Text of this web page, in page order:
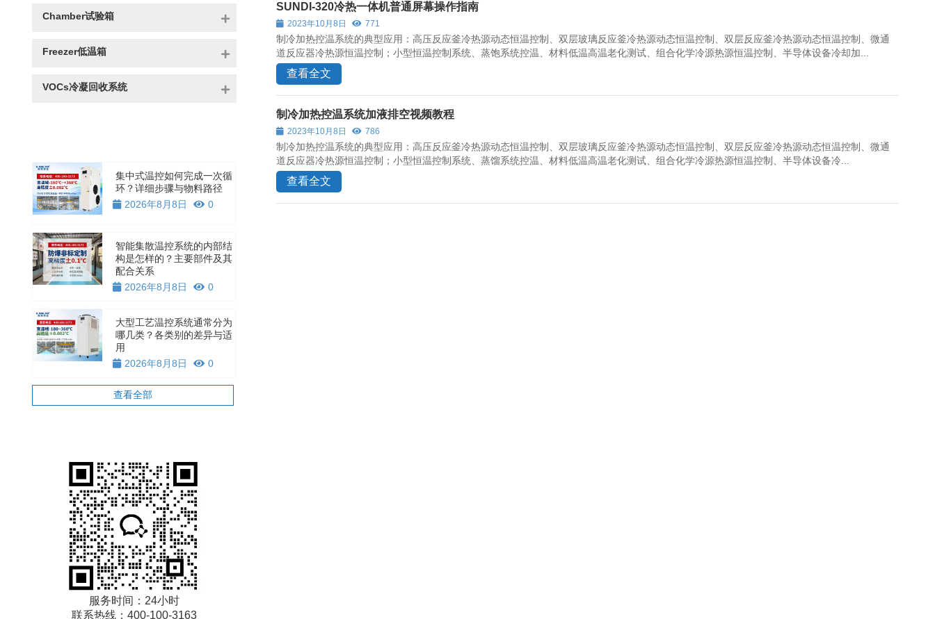
SUNDI-320冷热一体机普通屏幕操作指南
2023年10月8日 771
制冷加热控温系统的典型应用：高压反应釜冷热源动态恒温控制、双层玻璃反应釜冷热源动态恒温控制、双层反应釜冷热源动态恒温控制、微通
道反应器冷热源恒温控制；小型恒温控制系统、蒸饱系统控温、材料低温高温老化测试、组合化学冷源热源恒温控制、半导体设备冷却加...
查看全文
制冷加热控温系统加液排空视频教程
2023年10月8日 786
制冷加热控温系统的典型应用：高压反应釜冷热源动态恒温控制、双层玻璃反应釜冷热源动态恒温控制、双层反应釜冷热源动态恒温控制、微通
道反应器冷热源恒温控制；小型恒温控制系统、蒸馏系统控温、材料低温高温老化测试、组合化学冷源热源恒温控制、半导体设备冷...
查看全文
Chamber试验箱
Freezer低温箱
VOCs冷凝回收系统
集中式温控如何完成一次循
环？详细步骤与物料路径
2026年8月8日
0
智能集散温控系统的内部结
构是怎样的？主要部件及其
配合关系
2026年8月8日
0
大型工艺温控系统通常分为
哪几类？各类别的差异与适
用
2026年8月8日
0
查看全部
服务时间：24小时
联系热线：400-100-3163